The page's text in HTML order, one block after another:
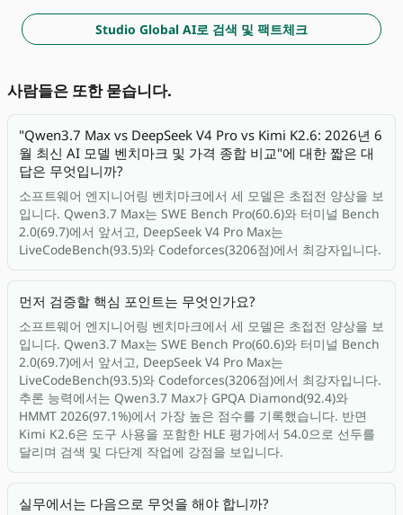
Studio Global AI로 검색 및 팩트체크
사람들은 또한 묻습니다.
"Qwen3.7 Max vs DeepSeek V4 Pro vs Kimi K2.6: 2026년 6
월 최신 AI 모델 벤치마크 및 가격 종합 비교"에 대한 짧은 대
답은 무엇입니까?
소프트웨어 엔지니어링 벤치마크에서 세 모델은 초접전 양상을 보
입니다. Qwen3.7 Max는 SWE Bench Pro(60.6)와 터미널 Bench
2.0(69.7)에서 앞서고, DeepSeek V4 Pro Max는
LiveCodeBench(93.5)와 Codeforces(3206점)에서 최강자입니다.
먼저 검증할 핵심 포인트는 무엇인가요?
소프트웨어 엔지니어링 벤치마크에서 세 모델은 초접전 양상을 보
입니다. Qwen3.7 Max는 SWE Bench Pro(60.6)와 터미널 Bench
2.0(69.7)에서 앞서고, DeepSeek V4 Pro Max는
LiveCodeBench(93.5)와 Codeforces(3206점)에서 최강자입니다.
추론 능력에서는 Qwen3.7 Max가 GPQA Diamond(92.4)와
HMMT 2026(97.1%)에서 가장 높은 점수를 기록했습니다. 반면
Kimi K2.6은 도구 사용을 포함한 HLE 평가에서 54.0으로 선두를
달리며 검색 및 다단계 작업에 강점을 보입니다.
실무에서는 다음으로 무엇을 해야 합니까?